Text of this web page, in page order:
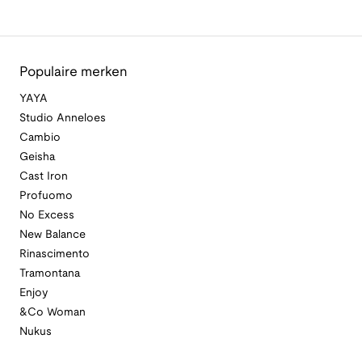
Populaire merken
YAYA
Studio Anneloes
Cambio
Geisha
Cast Iron
Profuomo
No Excess
New Balance
Rinascimento
Tramontana
Enjoy
&Co Woman
Nukus